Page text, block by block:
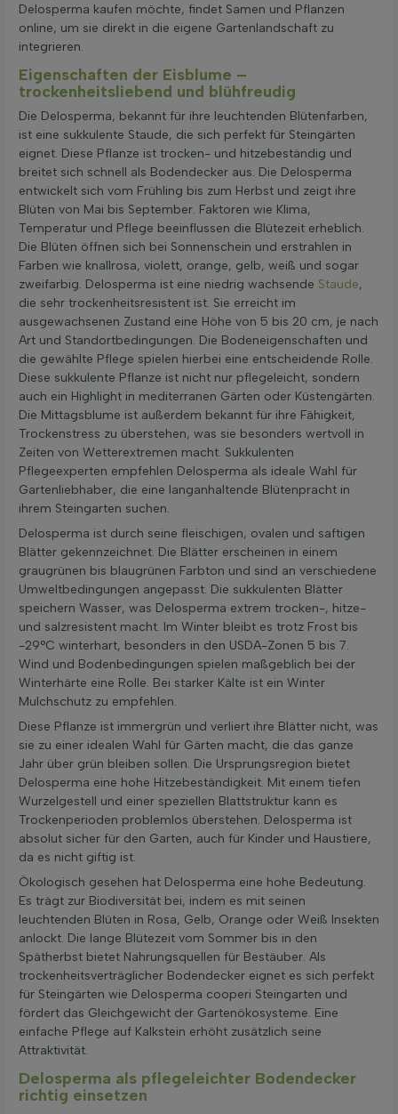
Delosperma kaufen möchte, findet Samen und Pflanzen
online, um sie direkt in die eigene Gartenlandschaft zu
integrieren.
Eigenschaften der Eisblume –
trockenheitsliebend und blühfreudig
Die Delosperma, bekannt für ihre leuchtenden Blütenfarben,
ist eine sukkulente Staude, die sich perfekt für Steingärten
eignet. Diese Pflanze ist trocken- und hitzebeständig und
breitet sich schnell als Bodendecker aus. Die Delosperma
entwickelt sich vom Frühling bis zum Herbst und zeigt ihre
Blüten von Mai bis September. Faktoren wie Klima,
Temperatur und Pflege beeinflussen die Blütezeit erheblich.
Die Blüten öffnen sich bei Sonnenschein und erstrahlen in
Farben wie knallrosa, violett, orange, gelb, weiß und sogar
zweifarbig. Delosperma ist eine niedrig wachsende Staude,
die sehr trockenheitsresistent ist. Sie erreicht im
ausgewachsenen Zustand eine Höhe von 5 bis 20 cm, je nach
Art und Standortbedingungen. Die Bodeneigenschaften und
die gewählte Pflege spielen hierbei eine entscheidende Rolle.
Diese sukkulente Pflanze ist nicht nur pflegeleicht, sondern
auch ein Highlight in mediterranen Gärten oder Küstengärten.
Die Mittagsblume ist außerdem bekannt für ihre Fähigkeit,
Trockenstress zu überstehen, was sie besonders wertvoll in
Zeiten von Wetterextremen macht. Sukkulenten
Pflegeexperten empfehlen Delosperma als ideale Wahl für
Gartenliebhaber, die eine langanhaltende Blütenpracht in
ihrem Steingarten suchen.
Delosperma ist durch seine fleischigen, ovalen und saftigen
Blätter gekennzeichnet. Die Blätter erscheinen in einem
graugrünen bis blaugrünen Farbton und sind an verschiedene
Umweltbedingungen angepasst. Die sukkulenten Blätter
speichern Wasser, was Delosperma extrem trocken-, hitze-
und salzresistent macht. Im Winter bleibt es trotz Frost bis
-29°C winterhart, besonders in den USDA-Zonen 5 bis 7.
Wind und Bodenbedingungen spielen maßgeblich bei der
Winterhärte eine Rolle. Bei starker Kälte ist ein Winter
Mulchschutz zu empfehlen.
Diese Pflanze ist immergrün und verliert ihre Blätter nicht, was
sie zu einer idealen Wahl für Gärten macht, die das ganze
Jahr über grün bleiben sollen. Die Ursprungsregion bietet
Delosperma eine hohe Hitzebeständigkeit. Mit einem tiefen
Wurzelgestell und einer speziellen Blattstruktur kann es
Trockenperioden problemlos überstehen. Delosperma ist
absolut sicher für den Garten, auch für Kinder und Haustiere,
da es nicht giftig ist.
Ökologisch gesehen hat Delosperma eine hohe Bedeutung.
Es trägt zur Biodiversität bei, indem es mit seinen
leuchtenden Blüten in Rosa, Gelb, Orange oder Weiß Insekten
anlockt. Die lange Blütezeit vom Sommer bis in den
Spätherbst bietet Nahrungsquellen für Bestäuber. Als
trockenheitsverträglicher Bodendecker eignet es sich perfekt
für Steingärten wie Delosperma cooperi Steingarten und
fördert das Gleichgewicht der Gartenökosysteme. Eine
einfache Pflege auf Kalkstein erhöht zusätzlich seine
Attraktivität.
Delosperma als pflegeleichter Bodendecker
richtig einsetzen